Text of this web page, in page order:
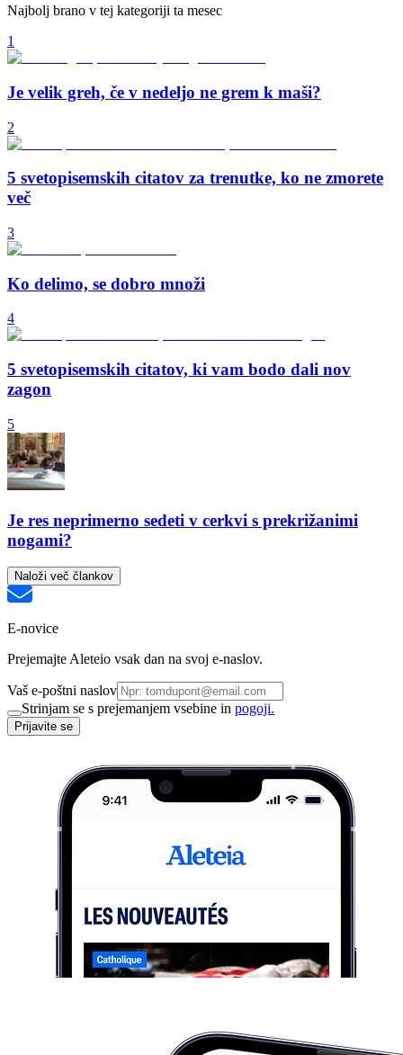
Najbolj brano v tej kategoriji ta mesec
1
Je velik greh, če v nedeljo ne grem k maši?
2
5 svetopisemskih citatov za trenutke, ko ne zmorete
več
3
Ko delimo, se dobro množi
4
5 svetopisemskih citatov, ki vam bodo dali nov
zagon
5
Je res neprimerno sedeti v cerkvi s prekrižanimi
nogami?
Naloži več člankov
E-novice
Prejemajte Aleteio vsak dan na svoj e-naslov.
Vaš e-poštni naslov
Strinjam se s prejemanjem vsebine in pogoji.
Prijavite se